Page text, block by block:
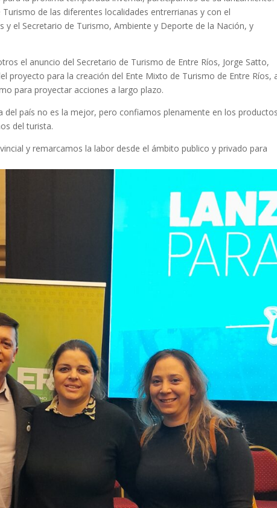
de las diferentes localidades entrerrianas y con el
y el Secretario de Turismo, Ambiente y Deporte de la Nación, y
el anuncio del Secretario de Turismo de Entre Ríos, Jorge Satto,
proyecto para la creación del Ente Mixto de Turismo de Entre Ríos,
para proyectar acciones a largo plazo.
del país no es la mejor, pero confiamos plenamente en los
del turista.
y remarcamos la labor desde el ámbito publico y privado para